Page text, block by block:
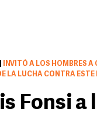
INVITÓ A LOS HOMBRES A
LA LUCHA CONTRA ESTE
Fonsi a